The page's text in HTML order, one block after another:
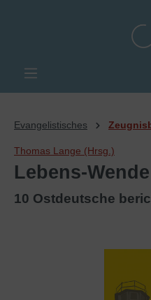
Evangelistisches
Thomas Lange (Hrsg.)
Lebens-Wende
10 Ostdeutsche